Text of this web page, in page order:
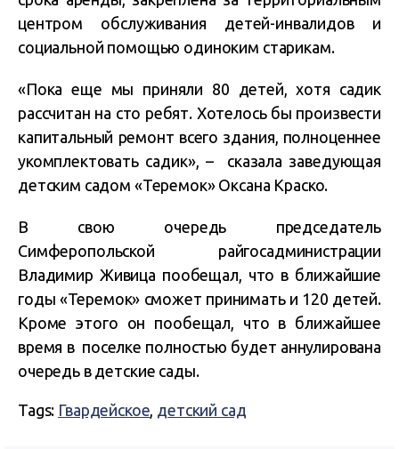
центром обслуживания детей-инвалидов и
социальной помощью одиноким старикам.
«Пока еще мы приняли 80 детей, хотя садик
рассчитан на сто ребят. Хотелось бы произвести
капитальный ремонт всего здания, полноценнее
укомплектовать садик», – сказала заведующая
детским садом «Теремок» Оксана Краско.
В свою очередь председатель
Симферопольской райгосадминистрации
Владимир Живица пообещал, что в ближайшие
годы «Теремок» сможет принимать и 120 детей.
Кроме этого он пообещал, что в ближайшее
время в поселке полностью будет аннулирована
очередь в детские сады.
Tags: Гвардейское, детский сад